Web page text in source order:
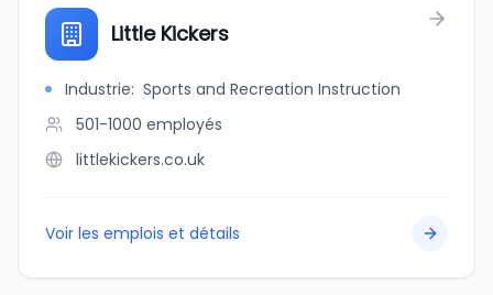
Little Kickers
Industrie: Sports and Recreation Instruction
501-1000 employés
littlekickers.co.uk
Voir les emplois et détails